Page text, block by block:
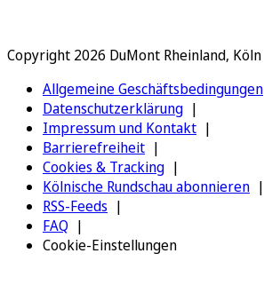
Copyright 2026 DuMont Rheinland, Köln
Allgemeine Geschäftsbedingungen
Datenschutzerklärung
Impressum und Kontakt
Barrierefreiheit
Cookies & Tracking
Kölnische Rundschau abonnieren
RSS-Feeds
FAQ
Cookie-Einstellungen